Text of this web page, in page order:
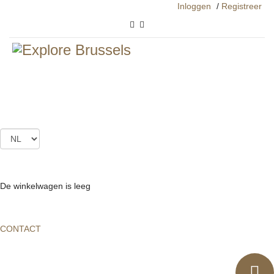
Inloggen / Registreer
De winkelwagen is leeg
CONTACT
30 maart 2021
GELEIDE BEZOEKEN
Geleide bezoeken voor individuele personen zijn de bezoeken op